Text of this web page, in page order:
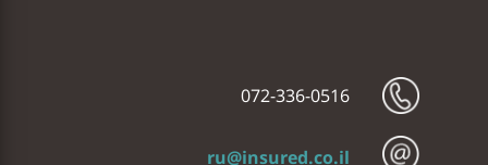
072-336-0516
ru@insured.co.il